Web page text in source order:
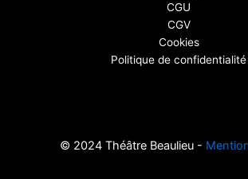
CGU
CGV
Cookies
Politique de confidentialité
© 2024 Théâtre Beaulieu -